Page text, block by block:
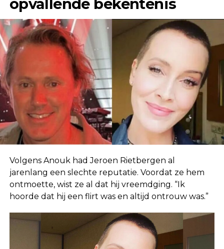
opvallende bekentenis
Volgens Anouk had Jeroen Rietbergen al
jarenlang een slechte reputatie. Voordat ze hem
ontmoette, wist ze al dat hij vreemdging. “Ik
hoorde dat hij een flirt was en altijd ontrouw was.”